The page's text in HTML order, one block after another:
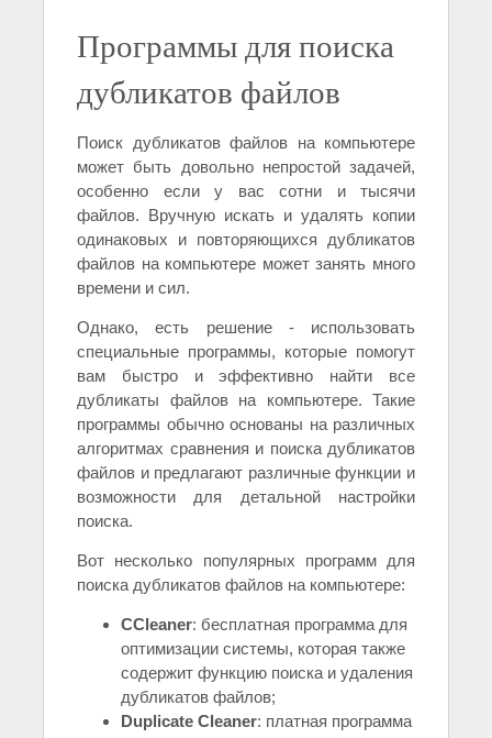
Программы для поиска
дубликатов файлов
Поиск дубликатов файлов на компьютере
может быть довольно непростой задачей,
особенно если у вас сотни и тысячи
файлов. Вручную искать и удалять копии
одинаковых и повторяющихся дубликатов
файлов на компьютере может занять много
времени и сил.
Однако, есть решение - использовать
специальные программы, которые помогут
вам быстро и эффективно найти все
дубликаты файлов на компьютере. Такие
программы обычно основаны на различных
алгоритмах сравнения и поиска дубликатов
файлов и предлагают различные функции и
возможности для детальной настройки
поиска.
Вот несколько популярных программ для
поиска дубликатов файлов на компьютере:
CCleaner: бесплатная программа для
оптимизации системы, которая также
содержит функцию поиска и удаления
дубликатов файлов;
Duplicate Cleaner: платная программа